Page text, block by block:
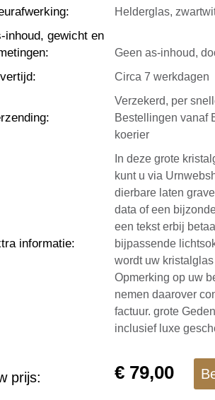
: Helderglas,
inhoud, gewicht en
: Geen as-inhoud,
: Circa 7 werkdagen
:
Verzekerd, per
Bestellingen vanaf
koerier
informatie:
In deze grote
kunt u via
dierbare laten
data of een
een tekst erbij
bijpassende
wordt uw
Opmerking op uw
nemen daarover
factuur. grote
inclusief luxe
prijs: € 79,00